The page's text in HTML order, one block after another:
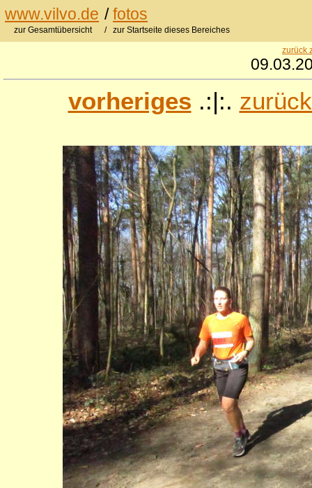
www.vilvo.de /fotos
zur Gesamtübersicht / zur Startseite dieses Bereiches
zurück
vorheriges .:|:.